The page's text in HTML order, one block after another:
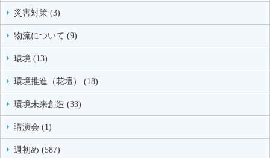
災害対策 (3)
物流について (9)
環境 (13)
環境推進（花壇） (18)
環境未来創造 (33)
講演会 (1)
週初め (587)